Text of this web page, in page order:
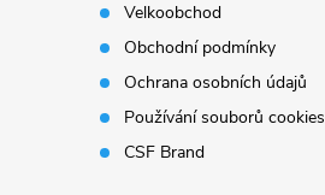
Velkoobchod
Obchodní podmínky
Ochrana osobních údajů
Používání souborů cookies
CSF Brand